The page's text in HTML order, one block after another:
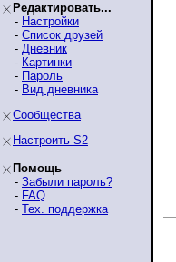
Редактировать...
- Настройки
- Список друзей
- Дневник
- Картинки
- Пароль
- Вид дневника
Сообщества
Настроить S2
Помощь
- Забыли пароль?
- FAQ
- Тех. поддержка